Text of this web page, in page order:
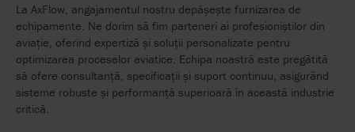
La AxFlow, angajamentul nostru depășește furnizarea de
echipamente. Ne dorim să fim parteneri ai profesioniștilor din
aviație, oferind expertiză și soluții personalizate pentru
optimizarea proceselor aviatice. Echipa noastră este pregătită
să ofere consultanță, specificații și suport continuu, asigurând
sisteme robuste și performanță superioară în această industrie
critică.